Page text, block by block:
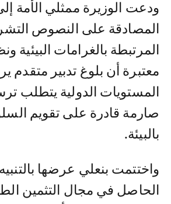
ودعت الوزيرة ممثلي الأمة
المصادقة على النصوص
المرتبطة بالغرامات البيئية
معتبرة أن بلوغ تدبير متقدم
المستويات الدولية يتطلب
صارمة قادرة على تقويم
بالبيئة.
واختتمت بنعلي عرضها بالتنبيه
الحاصل في مجال التثمين